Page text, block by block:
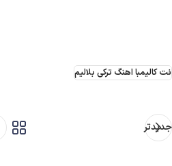
نت کالیمبا اهنگ ترکی بلالیم
جدیدتر